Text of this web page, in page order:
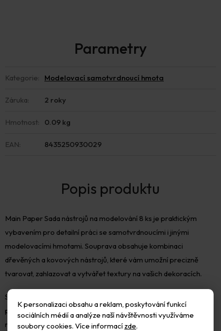
K personalizaci obsahu a reklam, poskytování funkcí
sociálních médií a analýze naší návštěvnosti využíváme
soubory cookies. Více informací zde.
Main Paper Sada nástrojů na modelování 8 ks je praktickým
vybavením pro detailní práci se samotvrdnoucími i jinými
modelovacími hmotami. Souprava obsahuje kombinaci
dřevěných a kovových nástrojů, které vám umožní precizně
tvarovat, zahlazovat a vytvářet textury na vašich dekoracích.
Součástí balení je také kulatá houbička, vhodná pro finální úpravy
povrchu. Tato sada je určena pro tvůrčí nadšence, kteří vyžadují
různorodé tvary nástrojů pro dosažení detailního zpracování
Kategorie: Modelovací samotvrdnoucí hmota
Záruka: 2 roky
Hmotnost: 0.09 kg
EAN: 8435250930029